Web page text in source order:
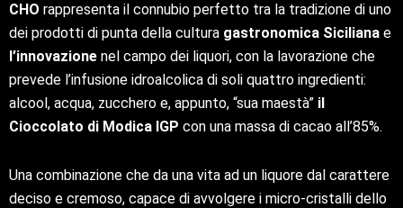
CHO rappresenta il connubio perfetto tra la tradizione di uno
dei prodotti di punta della cultura gastronomica Siciliana e
l’innovazione nel campo dei liquori, con la lavorazione che
prevede l’infusione idroalcolica di soli quattro ingredienti:
alcool, acqua, zucchero e, appunto, “sua maestà” il
Cioccolato di Modica IGP con una massa di cacao all’85%.
Una combinazione che da una vita ad un liquore dal carattere
deciso e cremoso, capace di avvolgere i micro-cristalli dello